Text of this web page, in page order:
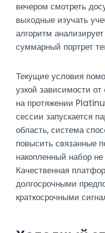
вечером смотреть
выходные изучать
алгоритм
суммарный портрет
Текущие условия
узкой зависимости
на протяжении
сессии запускается
область, система
повысить связанные
накопленный набор
Качественная
долгосрочными
краткосрочными